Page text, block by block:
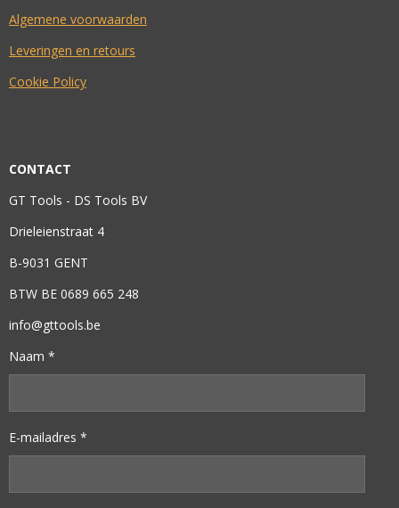
Algemene voorwaarden
Leveringen en retours
Cookie Policy
CONTACT
GT Tools - DS Tools BV
Drieleienstraat 4
B-9031 GENT
BTW BE 0689 665 248
info@gttools.be
Naam *
E-mailadres *